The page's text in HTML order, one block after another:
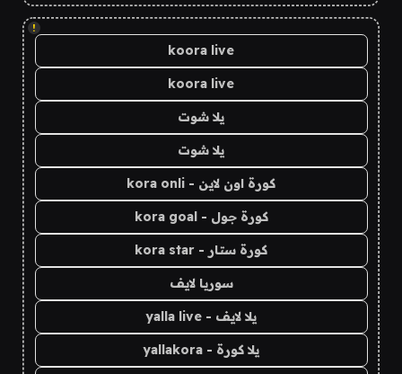
!
koora live
koora live
يلا شوت
يلا شوت
كورة اون لاين - kora onli
كورة جول - kora goal
كورة ستار - kora star
سوريا لايف
يلا لايف - yalla live
يلا كورة - yallakora